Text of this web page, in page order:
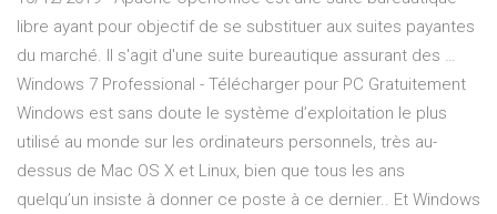
libre ayant pour objectif de se substituer aux suites payantes
du marché. Il s'agit d'une suite bureautique assurant des …
Windows 7 Professional - Télécharger pour PC Gratuitement
Windows est sans doute le système d’exploitation le plus
utilisé au monde sur les ordinateurs personnels, très au-
dessus de Mac OS X et Linux, bien que tous les ans
quelqu’un insiste à donner ce poste à ce dernier.. Et Windows